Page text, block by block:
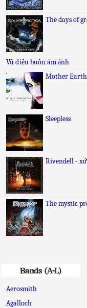
The days of
Vũ điệu buồn ám ảnh
Mother
Sleepless
Rivendell -
The mystic
Bands (A-L)
Aerosmith
Agalloch